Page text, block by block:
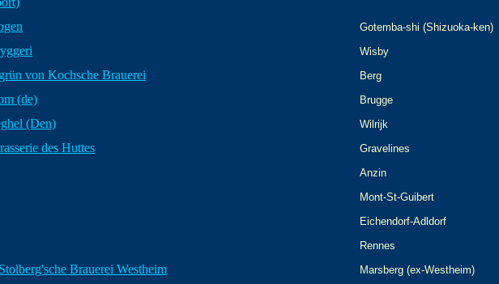
Gotemba-shi (Shizuoka-ken)
Wisby
von Kochsche Brauerei Berg
(de) Brugge
(Den) Wilrijk
des Huttes Gravelines
Anzin
Mont-St-Guibert
Eichendorf-Adldorf
Rennes
Brauerei Westheim Marsberg (ex-Westheim)